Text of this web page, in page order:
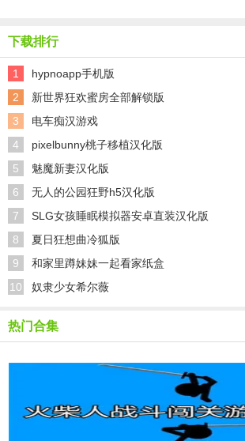
下载排行
1 hypnoapp手机版
2 新世界狂欢蜜房全部解锁版
3 电车痴汉游戏
4 pixelbunny桃子移植汉化版
5 魅魔新妻汉化版
6 无人的公园狂野h5汉化版
7 SLG女孩睡眠模拟器安卓直装汉化版
8 夏日狂想曲冷狐版
9 和家里蹲妹妹一起看家纸盒
10 奴隶少女希尔薇
热门合集